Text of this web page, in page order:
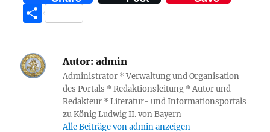
c
e
o
it
te
at
p
p
a
n
W
is
h
e
m
k
n
ss
g
er
T
ei
le
n
Autor: admin
Administrator * Verwaltung und Organisation
des Portals * Redaktionsleitung * Autor und
Redakteur * Literatur- und Informationsportals
zu König Ludwig II. von Bayern
Alle Beiträge von admin anzeigen